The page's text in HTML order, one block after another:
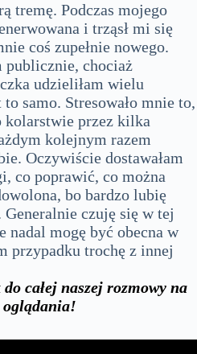
tremę. Podczas mojego
i trząsł mi się
coś zupełnie nowego.
publicznie, chociaż
udzieliłam wielu
samo. Stresowało mnie to,
kolarstwie przez kilka
kolejnym razem
Oczywiście dostawałam
co poprawić, co można
bo bardzo lubię
czuję się w tej
nadal mogę być obecna w
przypadku trochę z innej
całej naszej rozmowy na
oglądania!